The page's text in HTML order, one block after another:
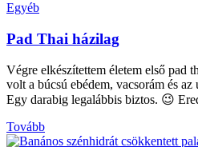
Egyéb
Pad Thai házilag
Végre elkészítettem életem első pad
volt a búcsú ebédem, vacsorám és
Egy darabig legalábbis biztos. 😉
Tovább